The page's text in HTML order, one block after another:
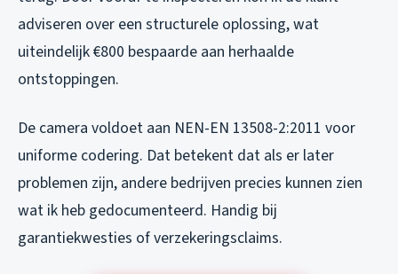
adviseren over een structurele oplossing, wat
uiteindelijk €800 bespaarde aan herhaalde
ontstoppingen.
De camera voldoet aan NEN-EN 13508-2:2011 voor
uniforme codering. Dat betekent dat als er later
problemen zijn, andere bedrijven precies kunnen zien
wat ik heb gedocumenteerd. Handig bij
garantiekwesties of verzekeringsclaims.